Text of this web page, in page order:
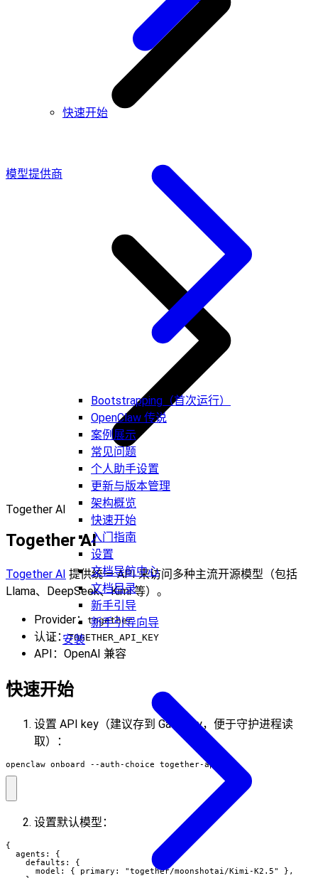
快速开始
Bootstrapping（首次运行）
OpenClaw 传说
案例展示
常见问题
个人助手设置
更新与版本管理
架构概览
快速开始
入门指南
设置
文档导航中心
文档目录
新手引导
新手引导向导
安装
模型提供商
Together AI
Together AI
Together AI 提供统一 API 来访问多种主流开源模型（包括
Llama、DeepSeek、Kimi 等）。
Provider： together
认证：TOGETHER_API_KEY
API：OpenAI 兼容
快速开始
设置 API key（建议存到 Gateway，便于守护进程读
取）：
openclaw onboard --auth-choice together-api-key
设置默认模型：
{
  agents: {
    defaults: {
      model: { primary: "together/moonshotai/Kimi-K2.5" },